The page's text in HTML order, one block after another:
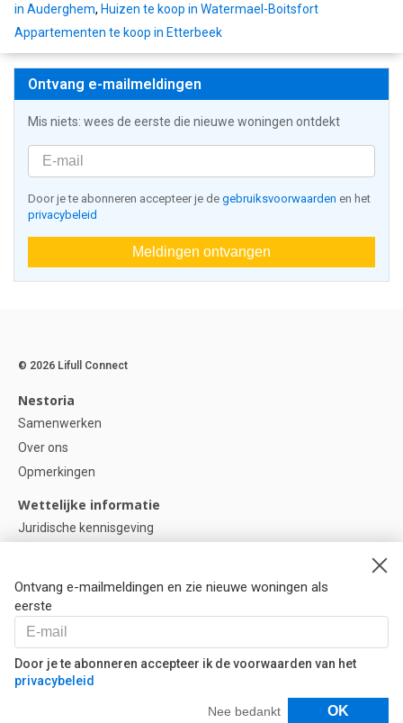
in Auderghem, Huizen te koop in Watermael-Boitsfort
Appartementen te koop in Etterbeek
Ontvang e-mailmeldingen
Mis niets: wees de eerste die nieuwe woningen ontdekt
Door je te abonneren accepteer je de gebruiksvoorwaarden en het
privacybeleid
Meldingen ontvangen
Ontvang e-mailmeldingen en zie nieuwe woningen als
eerste
Door je te abonneren accepteer ik de voorwaarden van het
privacybeleid
Nee bedankt OK
Filters
© 2026 Lifull Connect
Nestoria
Samenwerken
Over ons
Opmerkingen
Wettelijke informatie
Juridische kennisgeving
Cookie instellingen
Help
Vragen
Onze partners